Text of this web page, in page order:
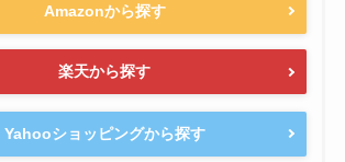
Amazonから探す
楽天から探す
Yahooショッピングから探す